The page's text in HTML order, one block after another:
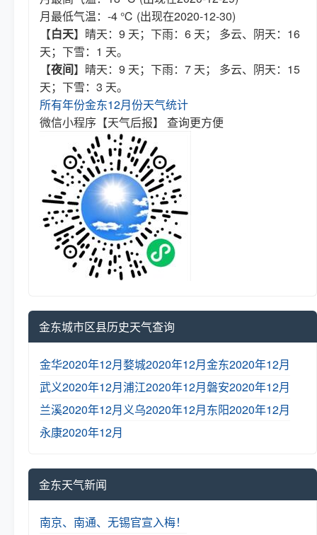
月最低气温：-4 ℃ (出现在2020-12-30)
【白天】晴天：9 天；下雨：6 天； 多云、阴天：16
天；下雪：1 天。
【夜间】晴天：9 天；下雨：7 天； 多云、阴天：15
天；下雪：3 天。
所有年份金东12月份天气统计
微信小程序【天气后报】 查询更方便
金东城市区县历史天气查询
金华2020年12月婺城2020年12月金东2020年12月
武义2020年12月浦江2020年12月磐安2020年12月
兰溪2020年12月义乌2020年12月东阳2020年12月
永康2020年12月
金东天气新闻
南京、南通、无锡官宣入梅！